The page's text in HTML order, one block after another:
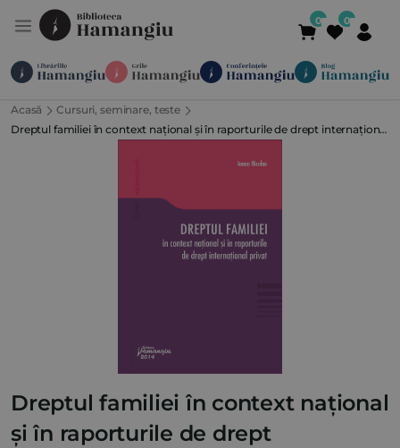
Module Publicații
Suport Newsletter 021 336 01 25 (L-V
Acasă
Cursuri, seminare, teste
Dreptul familiei în context național și în raporturile de drept internațional
Dreptul familiei în context național
și în raporturile de drept